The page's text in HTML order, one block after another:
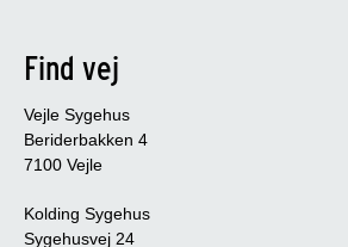
Find vej
Vejle Sygehus
Beriderbakken 4
7100 Vejle
Kolding Sygehus
Sygehusvej 24